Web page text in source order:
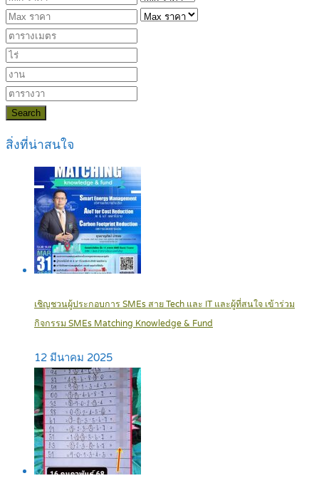
Search
สิ่งที่น่าสนใจ
เชิญชวนผู้ประกอบการ SMEs สาย Tech และ IT และผู้ที่สนใจ เข้าร่วม
กิจกรรม SMEs Matching Knowledge & Fund
12 มีนาคม 2025